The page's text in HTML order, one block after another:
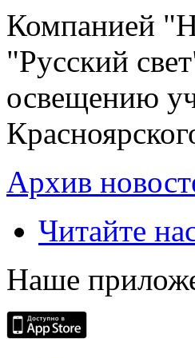
Компанией
"Русский
освещению
Архив
Читайте
Наше